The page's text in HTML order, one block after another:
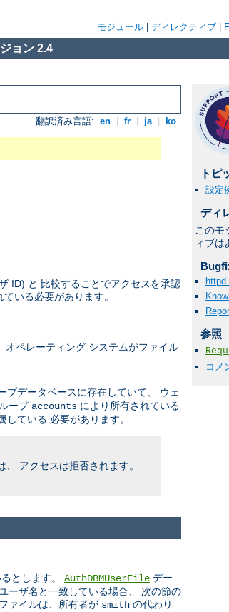
モジュール ディレクティブ
ョン 2.4
翻訳済み言語: en fr ja ko
ID) と 比較することでアクセスを承認
いる必要があります。
ペレーティング システムがファイル
プデータベースに存在していて、 ウェ
ープ accounts により所有されている
ている 必要があります。
、 アクセスは拒否されます。
トピ
設定
ディ
このモ
ィブは
httpd
参照
コメ
とします。 AuthDBMUserFile デー
ーザ名と一致している場合、 次の節の
ァイルは、所有者が smith の代わり